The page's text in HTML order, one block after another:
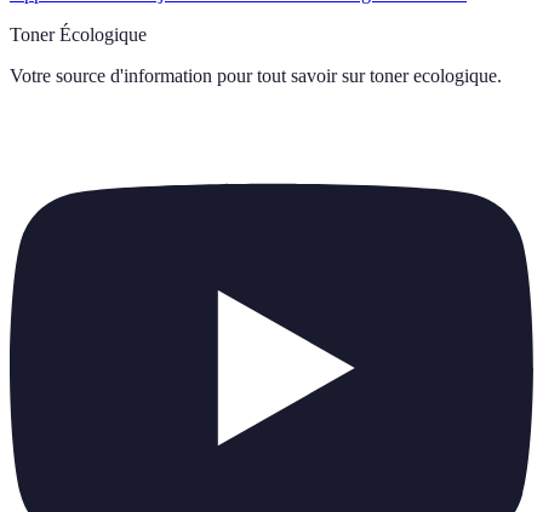
Toner Écologique
Votre source d'information pour tout savoir sur toner ecologique.